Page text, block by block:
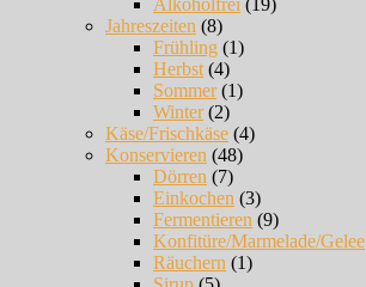
Jahreszeiten (8)
Frühling (1)
Herbst (4)
Sommer(1)
Winter(2)
Käse/Frischkäse (4)
Konservieren (48)
Dörren (7)
Einkochen (3)
Fermentieren (9)
Konfitüre/Marmelade/Gelee
Räuchern (1)